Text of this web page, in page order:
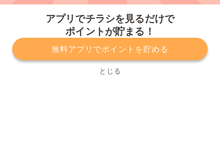
アプリでチラシを見るだけで
ポイントが貯まる！
無料アプリでポイントを貯める
とじる
プライバシーポリシー 利用規約
運営会社
サービスに関してのお問い合わせ